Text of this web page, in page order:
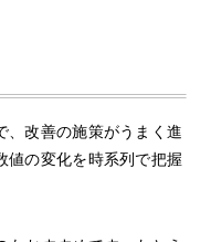
、改善の施策がうまく進
値の変化を時系列で把握